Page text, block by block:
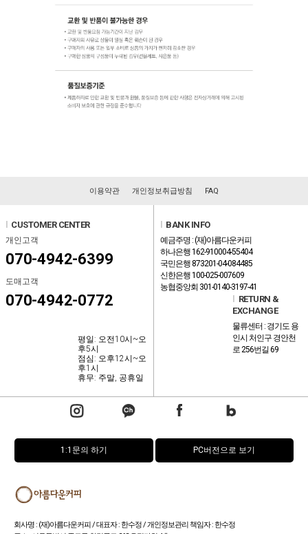
이용약관 개인정보취급방침 FAQ
CUSTOMER CENTER
개인고객
070-4942-6399
도매고객
070-4942-0772
평일: 오전10시~오
후5시
점심: 오후12시~오
후1시
휴무: 주말, 공휴일
BANK INFO
예금주명 : (재)아름다운커피
하나은행 162-910004-55404
국민은행 873201-04-084485
신한은행 100-025-007609
농협중앙회 301-0140-3197-41
RETURN &
EXCHANGE
물류센터 : 경기도 용
인시 처인구 경안천
로 256번길 69
1:1문의 하기 PC버전으로 보기
회사명 : (재)아름다운커피 / 대표자 : 한수정 / 개인정보관리 책임자 : 한수정